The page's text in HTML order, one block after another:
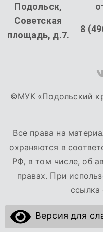
Подольск,
Советская
площадь, д.7.
8
©МУК «Подольский
Все права на
охраняются в
РФ, в том числе, об
правах. При
ссылка
Версия для